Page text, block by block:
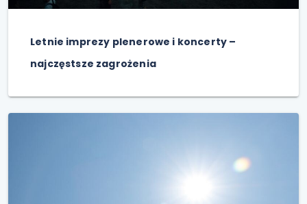
Letnie imprezy plenerowe i koncerty –
najczęstsze zagrożenia